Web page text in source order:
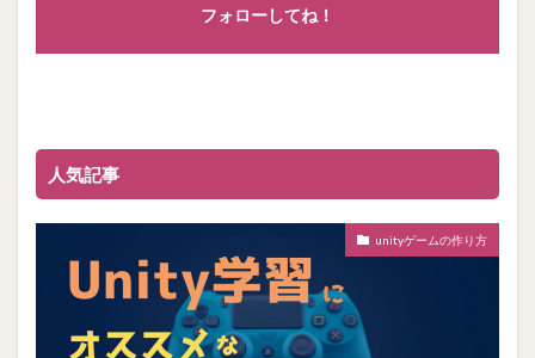
フォローしてね！
人気記事
unityゲームの作り方